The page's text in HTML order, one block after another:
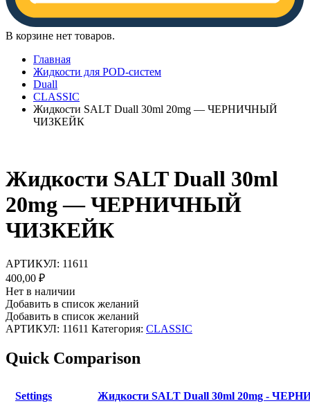
В корзине нет товаров.
Главная
Жидкости для POD-систем
Duall
CLASSIC
Жидкости SALT Duall 30ml 20mg — ЧЕРНИЧНЫЙ
ЧИЗКЕЙК
Жидкости SALT Duall 30ml
20mg — ЧЕРНИЧНЫЙ
ЧИЗКЕЙК
АРТИКУЛ: 11611
400,00 ₽
Нет в наличии
Добавить в список желаний
Добавить в список желаний
АРТИКУЛ: 11611 Категория: CLASSIC
Quick Comparison
Settings Жидкости SALT Duall 30ml 20mg -